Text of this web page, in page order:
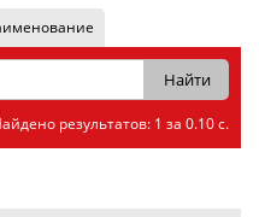
результатов: 1 за 0.10 с.